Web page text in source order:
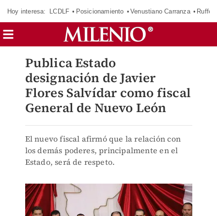
Hoy interesa: LCDLF Posicionamiento Venustiano Carranza Ruffo
Publica Estado
designación de Javier
Flores Salvídar como fiscal
General de Nuevo León
El nuevo fiscal afirmó que la relación con
los demás poderes, principalmente en el
Estado, será de respeto.